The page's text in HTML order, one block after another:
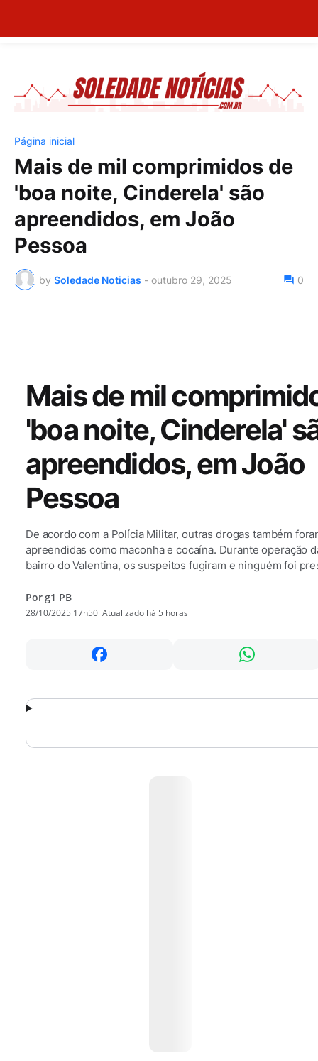
Página inicial
Mais de mil comprimidos de
'boa noite, Cinderela' são
apreendidos, em João
Pessoa
by Soledade Noticias - outubro 29, 2025 0
Mais de mil
'boa noite, Cinderela'
apreendidos, em João
Pessoa
De acordo com a Polícia Militar, outras drogas também
apreendidas como maconha e cocaína. Durante operação
bairro do Valentina, os suspeitos fugiram e ninguém foi
Por g1 PB
28/10/2025 17h50 Atualizado há 5 horas